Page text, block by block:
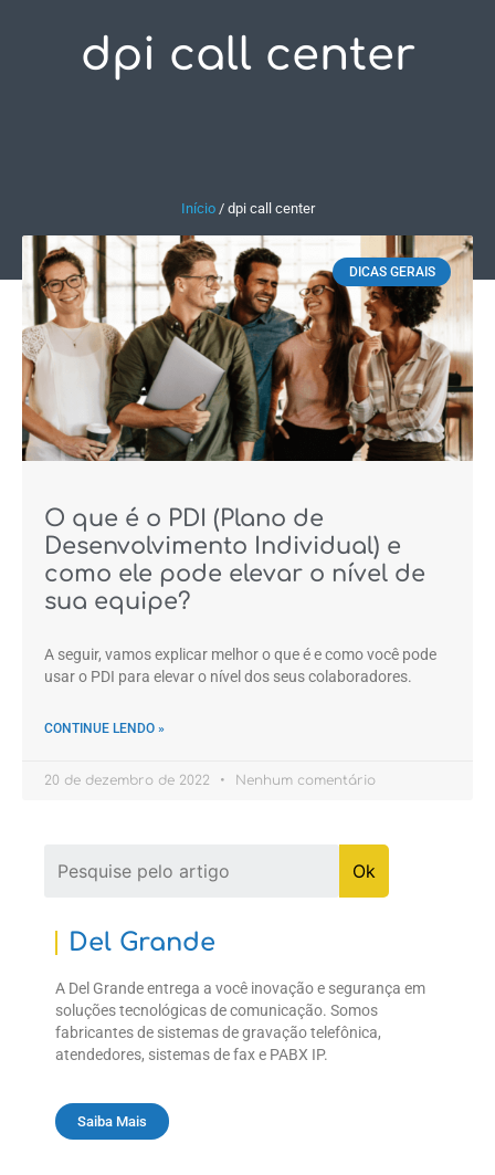
Fale Conosco
dpi call center
Início/ dpi call center
DICAS GERAIS
O que é o PDI (Plano de
Desenvolvimento Individual) e
como ele pode elevar o nível de
sua equipe?
A seguir, vamos explicar melhor o que é e como você pode
usar o PDI para elevar o nível dos seus colaboradores.
CONTINUE LENDO »
20 de dezembro de 2022 Nenhum comentário
Del Grande
A Del Grande entrega a você inovação e segurança em
soluções tecnológicas de comunicação. Somos
fabricantes de sistemas de gravação telefônica,
atendedores, sistemas de fax e PABX IP.
Saiba Mais